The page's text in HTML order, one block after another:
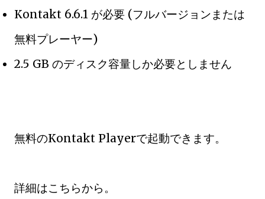
Kontakt 6.6.1 が必要 (フルバージョンまたは
無料プレーヤー)
2.5 GB のディスク容量しか必要としません
無料のKontakt Playerで起動できます。
詳細はこちらから。